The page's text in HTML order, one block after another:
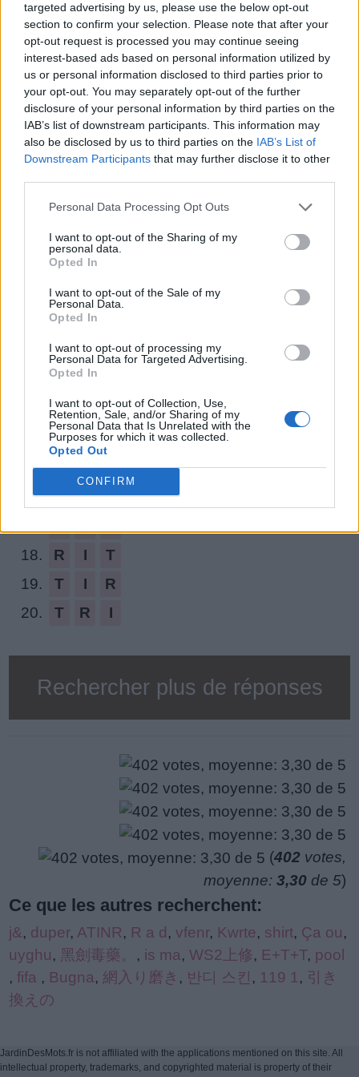
targeted advertising by us, please use the below opt-out
section to confirm your selection. Please note that after your
opt-out request is processed you may continue seeing
interest-based ads based on personal information utilized by
us or personal information disclosed to third parties prior to
your opt-out. You may separately opt-out of the further
disclosure of your personal information by third parties on the
IAB’s list of downstream participants. This information may
also be disclosed by us to third parties on the IAB’s List of
Downstream Participants that may further disclose it to other
Personal Data Processing Opt Outs
I want to opt-out of the Sharing of my
personal data.
Opted In
I want to opt-out of the Sale of my
Personal Data.
Opted In
I want to opt-out of processing my
Personal Data for Targeted Advertising.
Opted In
I want to opt-out of Collection, Use,
Retention, Sale, and/or Sharing of my
Personal Data that Is Unrelated with the
Purposes for which it was collected.
Opted Out
CONFIRM
de
puzzle:
nous avons donc généré une liste de mots qui
pourraient vous être utiles.
1. D I R L
O
2. D R O I
T
3. O R D
I
4.
L O I
R
5. D O I
T
I L O
T
D O R
T
T O R
R O T
I
T R
L O
I
R O
D I
T
L I
T
15. D O
T
16. T O
I
18.
R I
T
19.
T I
R
20.
T R I
Rechercher plus de réponses
(402 votes,
moyenne: 3,30 de 5)
Ce que les autres recherchent:
j&, duper, ATINR, R a d, vfenr, Kwrte, shirt, Ça ou,
uyghu, 黑劍毒藥。 , is ma, WS2上修, E+T+T, pool
, fifa , Bugna, 網入り磨き , 반디 스킨 , 119 1 , 引き
換えの
JardinDesMots.fr is not affiliated with the applications mentioned on this site. All
intellectual property, trademarks, and copyrighted material is property of their